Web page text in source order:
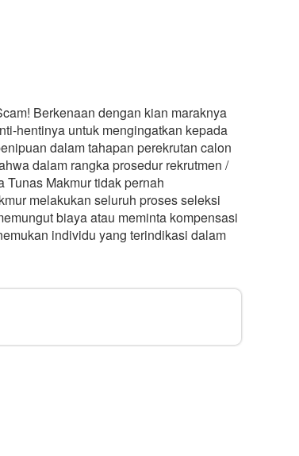
Berkenaan dengan kian maraknya
hentinya untuk mengingatkan kepada
dalam tahapan perekrutan calon
dalam rangka prosedur rekrutmen /
Makmur tidak pernah
melakukan seluruh proses seleksi
biaya atau meminta kompensasi
individu yang terindikasi dalam